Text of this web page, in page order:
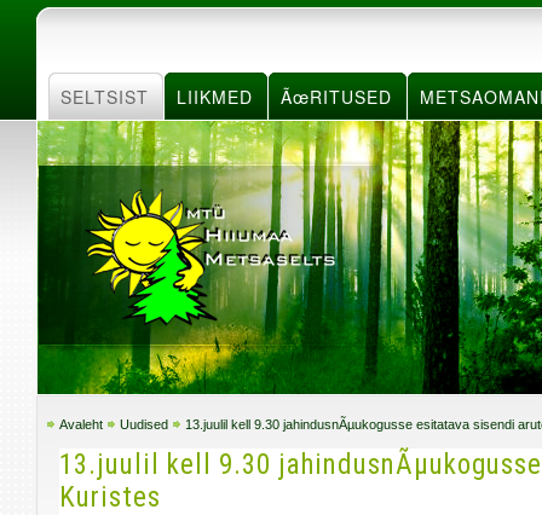
SELTSIST LIIKMED ÃœRITUSED
Avaleht Uudised 13.juulil kell 9.30 jahindusnÃµukogusse esitatava sisendi
13.juulil kell 9.30
Kuristes